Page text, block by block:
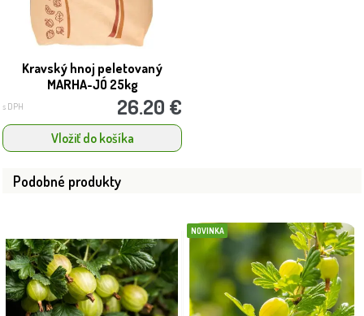
Kravský hnoj peletovaný
MARHA-JÓ 25kg
s DPH 26.20 €
Vložiť do košíka
Podobné produkty
NOVINKA